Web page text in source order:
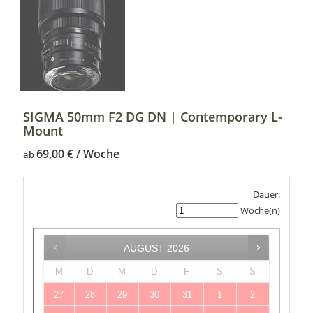
SIGMA 50mm F2 DG DN | Contemporary L-
Mount
ab69,00€
Dauer:
Woche(n)
AUGUST 2026
M D M D F S S
27 28 29 30 31 1 2